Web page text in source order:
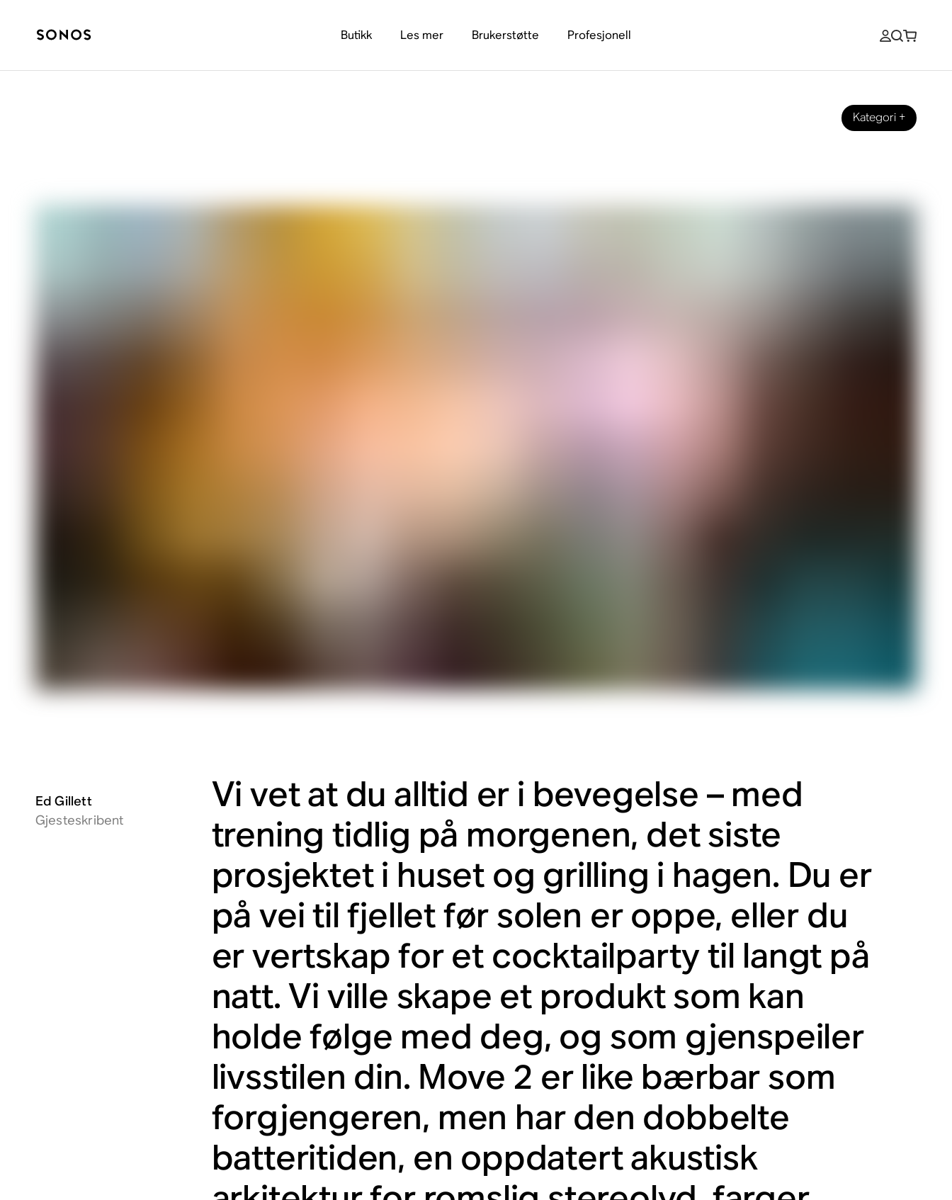
Butikk Les mer Brukerstøtte Profesjonell
Kategori +
Ed Gillett
Gjesteskribent
Vi vet at du alltid er i bevegelse – med
trening tidlig på morgenen, det siste
prosjektet i huset og grilling i hagen. Du er
på vei til fjellet før solen er oppe, eller du
er vertskap for et cocktailparty til langt på
natt. Vi ville skape et produkt som kan
holde følge med deg, og som gjenspeiler
livsstilen din. Move 2 er like bærbar som
forgjengeren, men har den dobbelte
batteritiden, en oppdatert akustisk